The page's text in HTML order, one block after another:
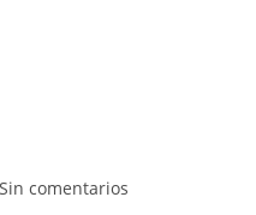
Sin comentarios